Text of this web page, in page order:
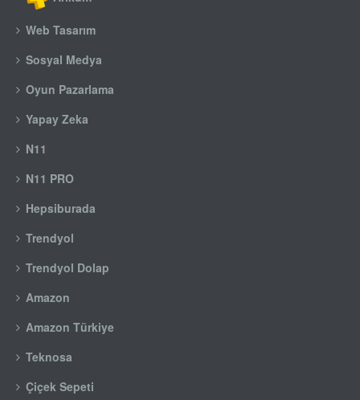
Web Tasarım
Sosyal Medya
Oyun Pazarlama
Yapay Zeka
N11
N11 PRO
Hepsiburada
Trendyol
Trendyol Dolap
Amazon
Amazon Türkiye
Teknosa
Çiçek Sepeti